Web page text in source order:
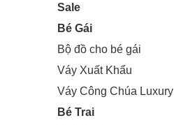
Sale
Bé Gái
Bộ đồ cho bé gái
Váy Xuất Khẩu
Váy Công Chúa Luxury
Bé Trai